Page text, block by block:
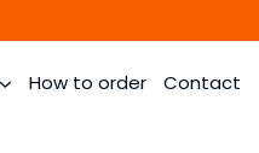
How to order Contact